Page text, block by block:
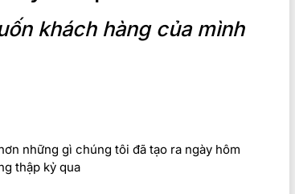
khách hàng của mình
những gì chúng tôi đã tạo ra ngày hôm
thập kỷ qua